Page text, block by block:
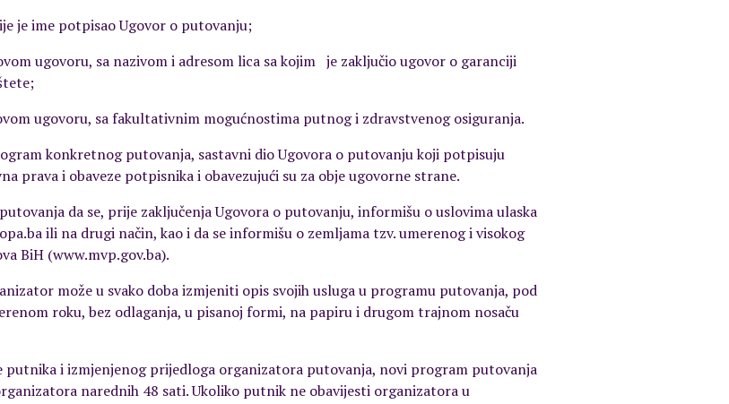
je ime potpisao Ugovor o putovanju;
ugovoru, sa nazivom i adresom lica sa kojim je zaključio ugovor o garanciji
ugovoru, sa fakultativnim mogućnostima putnog i zdravstvenog osiguranja.
konkretnog putovanja, sastavni dio Ugovora o putovanju koji potpisuju
prava i obaveze potpisnika i obavezujući su za obje ugovorne strane.
da se, prije zaključenja Ugovora o putovanju, informišu o uslovima ulaska
ili na drugi način, kao i da se informišu o zemljama tzv. umerenog i visokog
BiH (www.mvp.gov.ba).
može u svako doba izmjeniti opis svojih usluga u programu putovanja, pod
roku, bez odlaganja, u pisanoj formi, na papiru i drugom trajnom nosaču
putnika i izmjenjenog prijedloga organizatora putovanja, novi program putovanja
narednih 48 sati. Ukoliko putnik ne obavijesti organizatora u